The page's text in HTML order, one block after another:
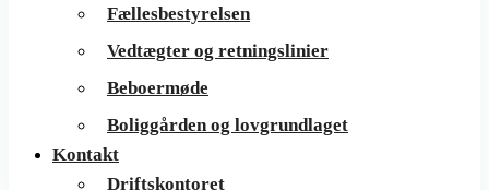
Fællesbestyrelsen
Vedtægter og retningslinier
Beboermøde
Boliggården og lovgrundlaget
Kontakt
Driftskontoret